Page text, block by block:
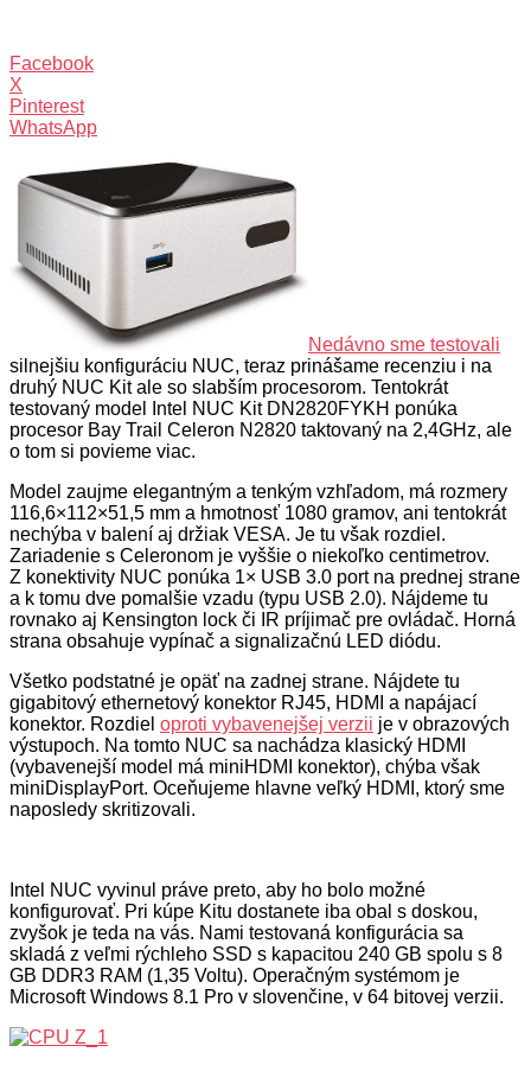
Facebook
X
Pinterest
WhatsApp
Nedávno sme testovali
silnejšiu konfiguráciu NUC, teraz prinášame recenziu i na
druhý NUC Kit ale so slabším procesorom. Tentokrát
testovaný model Intel NUC Kit DN2820FYKH ponúka
procesor Bay Trail Celeron N2820 taktovaný na 2,4GHz, ale
o tom si povieme viac.
Model zaujme elegantným a tenkým vzhľadom, má rozmery
116,6×112×51,5 mm a hmotnosť 1080 gramov, ani tentokrát
nechýba v balení aj držiak VESA. Je tu však rozdiel.
Zariadenie s Celeronom je vyššie o niekoľko centimetrov.
Z konektivity NUC ponúka 1× USB 3.0 port na prednej strane
a k tomu dve pomalšie vzadu (typu USB 2.0). Nájdeme tu
rovnako aj Kensington lock či IR príjimač pre ovládač. Horná
strana obsahuje vypínač a signalizačnú LED diódu.
Všetko podstatné je opäť na zadnej strane. Nájdete tu
gigabitový ethernetový konektor RJ45, HDMI a napájací
konektor. Rozdiel oproti vybavenejšej verzii je v obrazových
výstupoch. Na tomto NUC sa nachádza klasický HDMI
(vybavenejší model má miniHDMI konektor), chýba však
miniDisplayPort. Oceňujeme hlavne veľký HDMI, ktorý sme
naposledy skritizovali.
Intel NUC vyvinul práve preto, aby ho bolo možné
konfigurovať. Pri kúpe Kitu dostanete iba obal s doskou,
zvyšok je teda na vás. Nami testovaná konfigurácia sa
skladá z veľmi rýchleho SSD s kapacitou 240 GB spolu s 8
GB DDR3 RAM (1,35 Voltu). Operačným systémom je
Microsoft Windows 8.1 Pro v slovenčine, v 64 bitovej verzii.